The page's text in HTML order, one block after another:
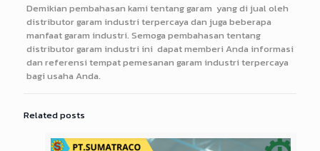
Demikian pembahasan kami tentang garam yang di jual oleh
distributor garam industri terpercaya dan juga beberapa
manfaat garam industri. Semoga pembahasan tentang
distributor garam industri ini dapat memberi Anda informasi
dan referensi tempat pemesanan garam industri terpercaya
bagi usaha Anda.
Related posts